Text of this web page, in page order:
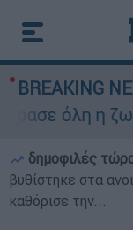
BREAKING
όλη η ζωή
δημοφιλές
βυθίστηκε στα
καθόρισε την...